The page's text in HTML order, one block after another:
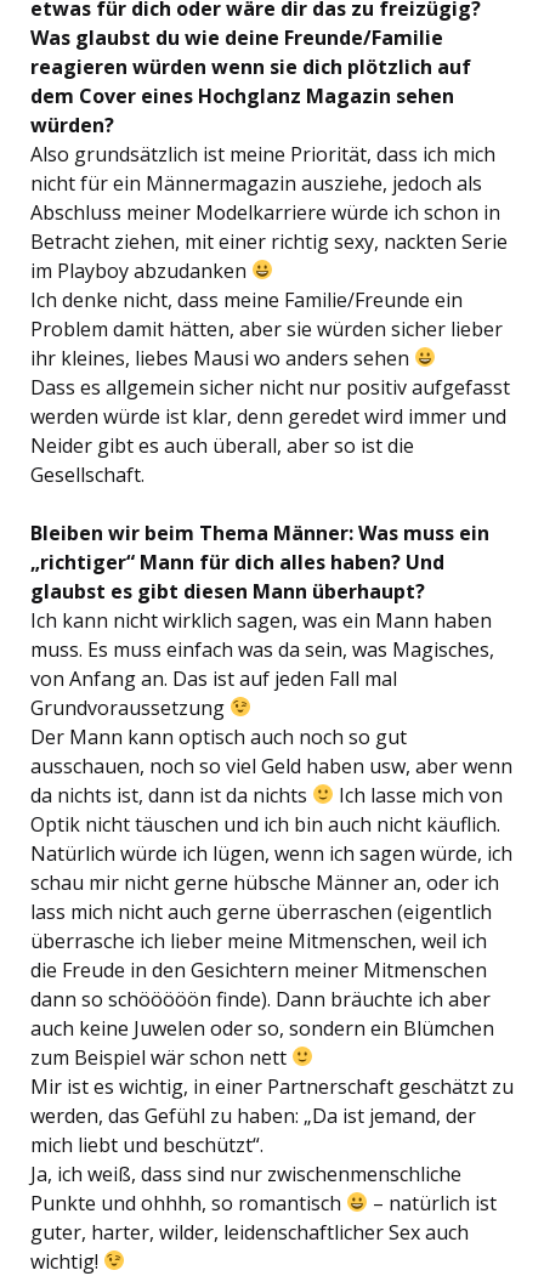
etwas für dich oder wäre dir das zu freizügig?
Was glaubst du wie deine Freunde/Familie
reagieren würden wenn sie dich plötzlich auf
dem Cover eines Hochglanz Magazin sehen
würden?
Also grundsätzlich ist meine Priorität, dass ich mich
nicht für ein Männermagazin ausziehe, jedoch als
Abschluss meiner Modelkarriere würde ich schon in
Betracht ziehen, mit einer richtig sexy, nackten Serie
im Playboy abzudanken
Ich denke nicht, dass meine Familie/Freunde ein
Problem damit hätten, aber sie würden sicher lieber
ihr kleines, liebes Mausi wo anders sehen
Dass es allgemein sicher nicht nur positiv aufgefasst
werden würde ist klar, denn geredet wird immer und
Neider gibt es auch überall, aber so ist die
Gesellschaft.
Bleiben wir beim Thema Männer: Was muss ein
„richtiger“ Mann für dich alles haben? Und
glaubst es gibt diesen Mann überhaupt?
Ich kann nicht wirklich sagen, was ein Mann haben
muss. Es muss einfach was da sein, was Magisches,
von Anfang an. Das ist auf jeden Fall mal
Grundvoraussetzung
Der Mann kann optisch auch noch so gut
ausschauen, noch so viel Geld haben usw, aber wenn
da nichts ist, dann ist da nichts
Ich lasse mich von
Optik nicht täuschen und ich bin auch nicht käuflich.
Natürlich würde ich lügen, wenn ich sagen würde, ich
schau mir nicht gerne hübsche Männer an, oder ich
lass mich nicht auch gerne überraschen (eigentlich
überrasche ich lieber meine Mitmenschen, weil ich
die Freude in den Gesichtern meiner Mitmenschen
dann so schööööön finde). Dann bräuchte ich aber
auch keine Juwelen oder so, sondern ein Blümchen
zum Beispiel wär schon nett
Mir ist es wichtig, in einer Partnerschaft geschätzt zu
werden, das Gefühl zu haben: „Da ist jemand, der
mich liebt und beschützt“.
Ja, ich weiß, dass sind nur zwischenmenschliche
Punkte und ohhhh, so romantisch
– natürlich ist
guter, harter, wilder, leidenschaftlicher Sex auch
wichtig!